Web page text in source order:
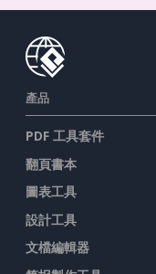
產品
PDF 工具套件
翻頁書本
圖表工具
設計工具
文檔編輯器